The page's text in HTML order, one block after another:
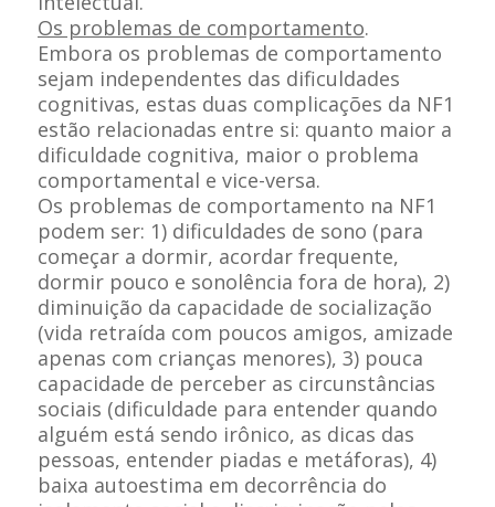
Os problemas de comportamento.
Embora os problemas de comportamento
sejam independentes das dificuldades
cognitivas, estas duas complicações da NF1
estão relacionadas entre si: quanto maior a
dificuldade cognitiva, maior o problema
comportamental e vice-versa.
Os problemas de comportamento na NF1
podem ser: 1) dificuldades de sono (para
começar a dormir, acordar frequente,
dormir pouco e sonolência fora de hora), 2)
diminuição da capacidade de socialização
(vida retraída com poucos amigos, amizade
apenas com crianças menores), 3) pouca
capacidade de perceber as circunstâncias
sociais (dificuldade para entender quando
alguém está sendo irônico, as dicas das
pessoas, entender piadas e metáforas), 4)
baixa autoestima em decorrência do